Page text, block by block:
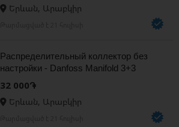
Երևան, Արաբկիր
Распределительный коллектор без
настройки - Danfoss Manifold 3+3
32 000֏
Երևան, Արաբկիր